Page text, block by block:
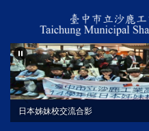
主
要
內
容
日本姊妹校交流合影